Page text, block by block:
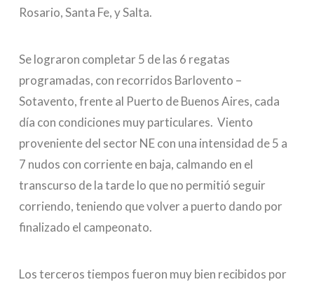
Rosario, Santa Fe, y Salta.
Se lograron completar 5 de las 6 regatas
programadas, con recorridos Barlovento –
Sotavento, frente al Puerto de Buenos Aires, cada
día con condiciones muy particulares. Viento
proveniente del sector NE con una intensidad de 5 a
7 nudos con corriente en baja, calmando en el
transcurso de la tarde lo que no permitió seguir
corriendo, teniendo que volver a puerto dando por
finalizado el campeonato.
Los terceros tiempos fueron muy bien recibidos por